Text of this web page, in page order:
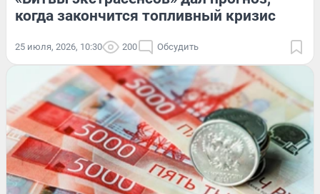
когда закончится топливный кризис
25 июля, 2026, 10:30 200 Обсудить